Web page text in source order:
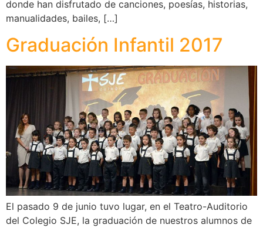
donde han disfrutado de canciones, poesías, historias,
manualidades, bailes, […]
Graduación Infantil 2017
El pasado 9 de junio tuvo lugar, en el Teatro-Auditorio
del Colegio SJE, la graduación de nuestros alumnos de